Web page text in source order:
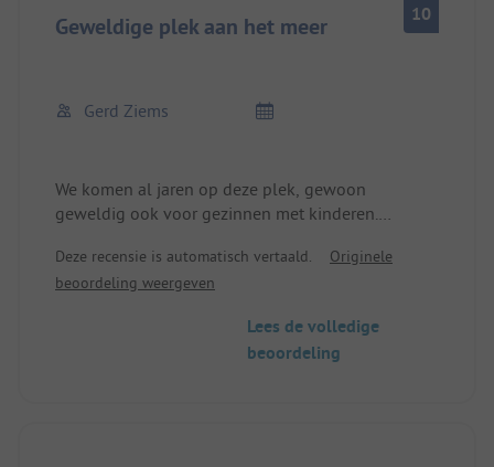
Geweldige plek aan het meer 10
Gerd Ziems
We komen al jaren op deze plek, gewoon
geweldig ook voor gezinnen met kinderen.
altijd om je gegeven.
De beoordeling in het verleden "te duur" is
vast bedrag, dus betaalt iedereen alleen zijn
Deze recensie is automatisch vertaald.
Originele
beoordeling weergeven
Lees de volledige
beoordeling